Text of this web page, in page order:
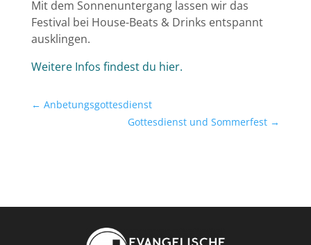
Mit dem Sonnenuntergang lassen wir das
Festival bei House-Beats & Drinks entspannt
ausklingen.
Weitere Infos findest du hier.
← Anbetungsgottesdienst
Gottesdienst und Sommerfest →